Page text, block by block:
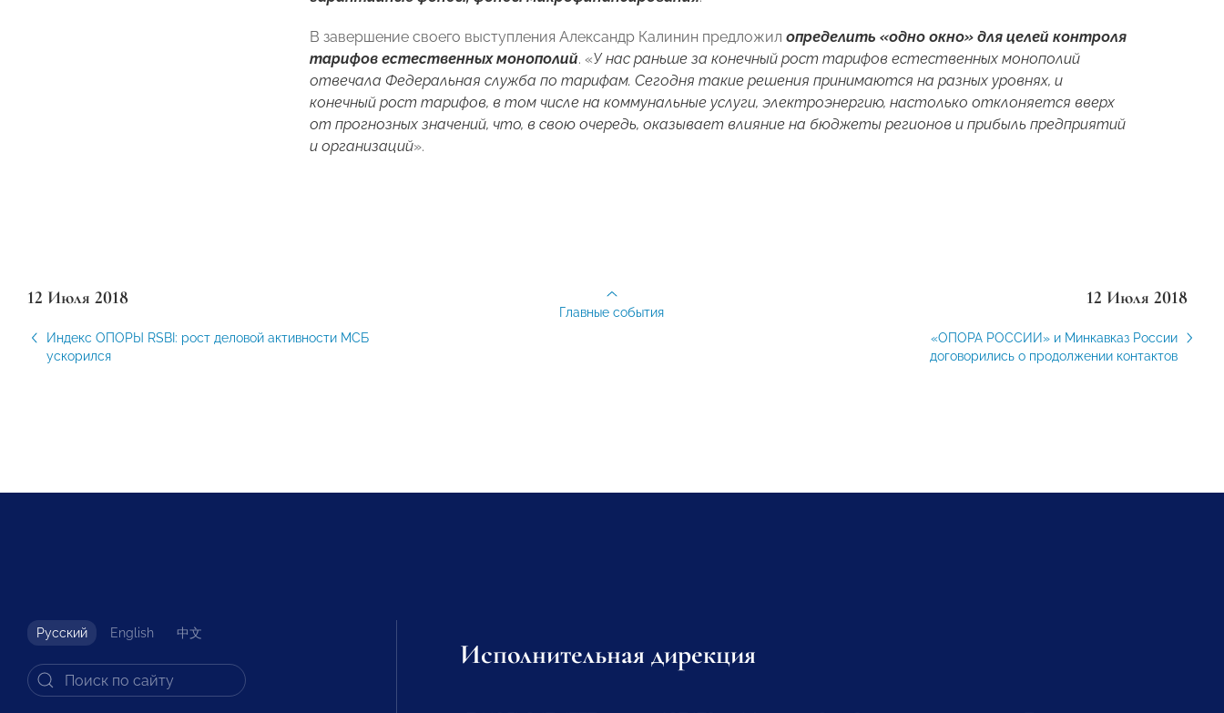
В завершение своего выступления Александр Калинин предложил определить «одно окно» для целей контроля
тарифов естественных монополий. «У нас раньше за конечный рост тарифов естественных монополий
отвечала Федеральная служба по тарифам. Сегодня такие решения принимаются на разных уровнях, и
конечный рост тарифов, в том числе на коммунальные услуги, электроэнергию, настолько отклоняется вверх
от прогнозных значений, что, в свою очередь, оказывает влияние на бюджеты регионов и прибыль предприятий
и организаций».
12 Июля 2018
Индекс ОПОРЫ RSBI: рост деловой активности МСБ
ускорился
12 Июля 2018
«ОПОРА РОССИИ» и Минкавказ России
договорились о продолжении контактов
Главные события
Русский English 中文
Исполнительная дирекция